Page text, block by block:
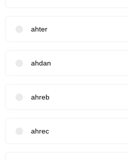
ahter
ahdan
ahreb
ahrec